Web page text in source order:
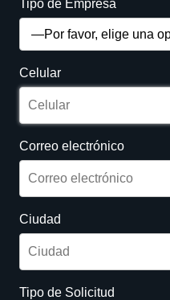
Tipo de Empresa
Celular
Correo electrónico
Ciudad
Tipo de Solicitud